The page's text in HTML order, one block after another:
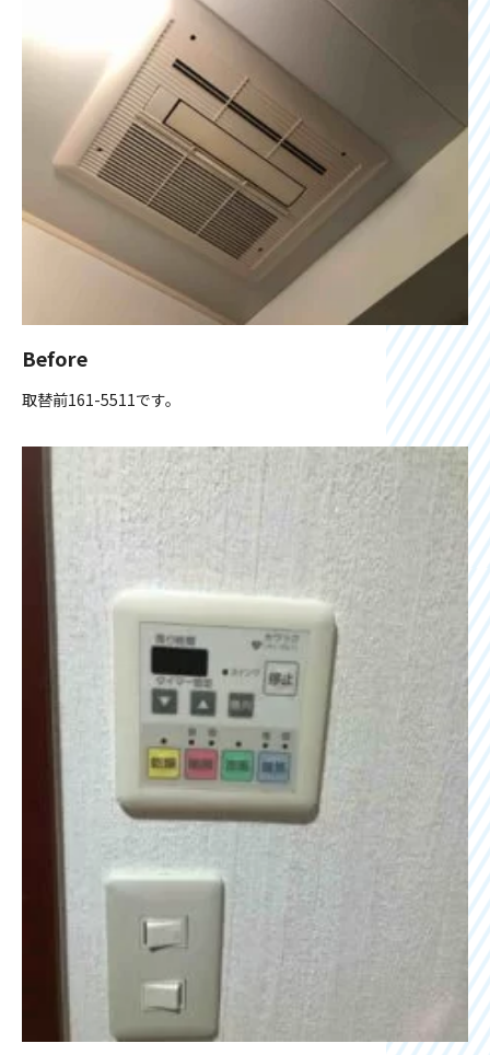
Before
取替前161-5511です。